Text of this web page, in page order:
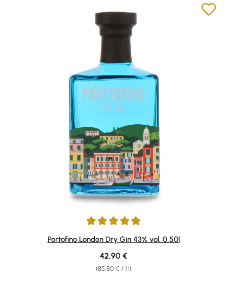
Average rating of 4.91 out of 5 stars
Portofino London Dry Gin 43% vol. 0,50l
(85,80 € / 1 l)
Regular price:
42,90 €